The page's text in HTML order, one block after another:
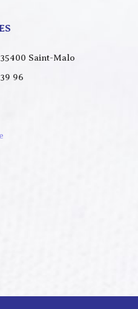
Saint-Malo
96